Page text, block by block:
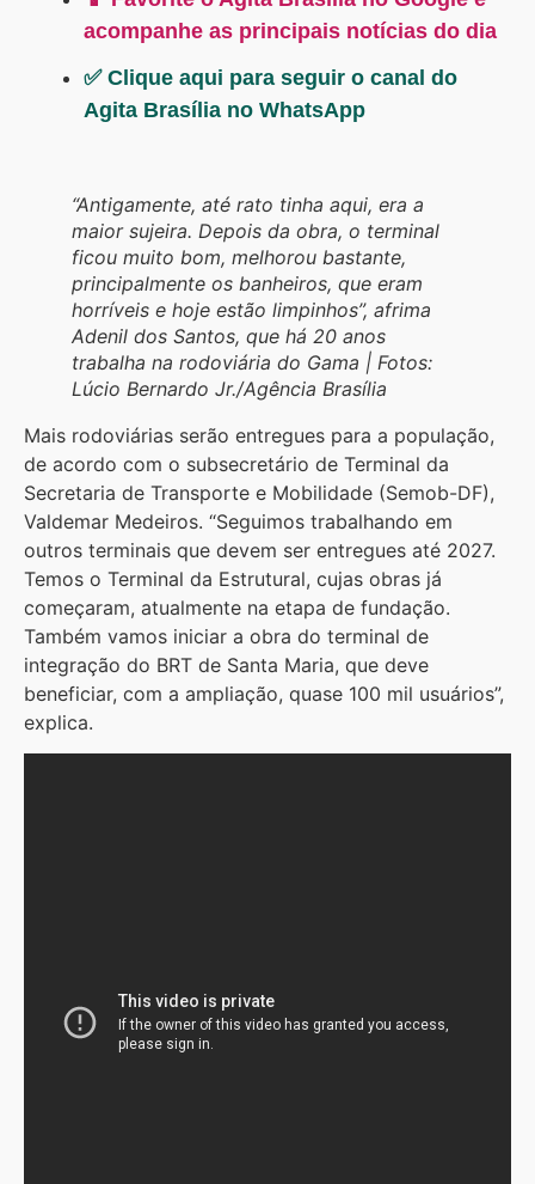
acompanhe as principais notícias do dia
✅ Clique aqui para seguir o canal do
Agita Brasília no WhatsApp
“Antigamente, até rato tinha aqui, era a
maior sujeira. Depois da obra, o terminal
ficou muito bom, melhorou bastante,
principalmente os banheiros, que eram
horríveis e hoje estão limpinhos”, afrima
Adenil dos Santos, que há 20 anos
trabalha na rodoviária do Gama | Fotos:
Lúcio Bernardo Jr./Agência Brasília
Mais rodoviárias serão entregues para a população,
de acordo com o subsecretário de Terminal da
Secretaria de Transporte e Mobilidade (Semob-DF),
Valdemar Medeiros. “Seguimos trabalhando em
outros terminais que devem ser entregues até 2027.
Temos o Terminal da Estrutural, cujas obras já
começaram, atualmente na etapa de fundação.
Também vamos iniciar a obra do terminal de
integração do BRT de Santa Maria, que deve
beneficiar, com a ampliação, quase 100 mil usuários”,
explica.